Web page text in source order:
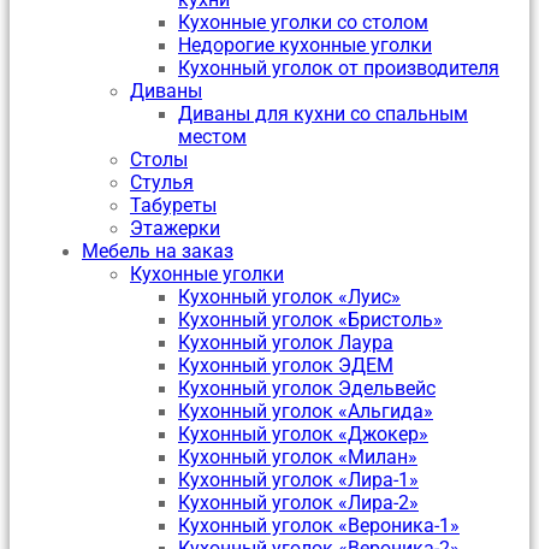
Кухонные уголки со столом
Недорогие кухонные уголки
Кухонный уголок от производителя
Диваны
Диваны для кухни со спальным
местом
Столы
Стулья
Табуреты
Этажерки
Мебель на заказ
Кухонные уголки
Кухонный уголок «Луис»
Кухонный уголок «Бристоль»
Кухонный уголок Лаура
Кухонный уголок ЭДЕМ
Кухонный уголок Эдельвейс
Кухонный уголок «Альгида»
Кухонный уголок «Джокер»
Кухонный уголок «Милан»
Кухонный уголок «Лира-1»
Кухонный уголок «Лира-2»
Кухонный уголок «Вероника-1»